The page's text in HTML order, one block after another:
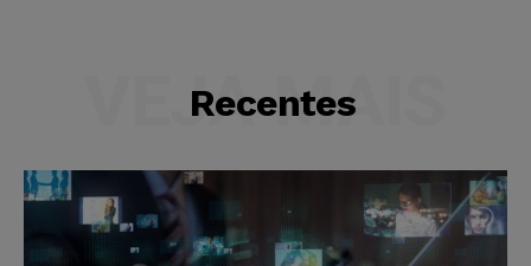
Recentes
VEJA MAIS